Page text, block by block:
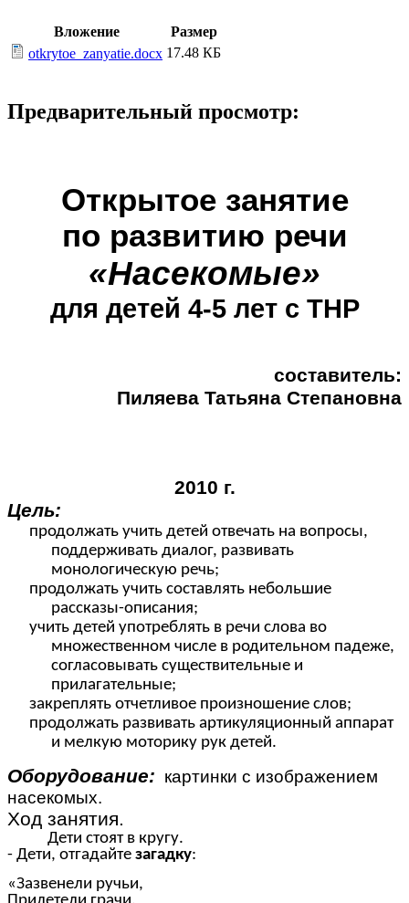
Вложение
Размер
otkrytoe_zanyatie.docx 17.48 КБ
Предварительный просмотр:
Открытое занятие
по развитию речи
«Насекомые»
для детей 4-5 лет с ТНР
составитель:
Пиляева Татьяна Степановна
2010 г.
Цель:
продолжать учить детей отвечать на вопросы,
поддерживать диалог, развивать
монологическую речь;
продолжать учить составлять небольшие
рассказы-описания;
учить детей употреблять в речи слова во
множественном числе в родительном падеже,
согласовывать существительные и
прилагательные;
закреплять отчетливое произношение слов;
продолжать развивать артикуляционный аппарат
и мелкую моторику рук детей.
Оборудование: картинки с изображением
насекомых.
Ход занятия.
Дети стоят в кругу.
- Дети, отгадайте загадку:
«Зазвенели ручьи,